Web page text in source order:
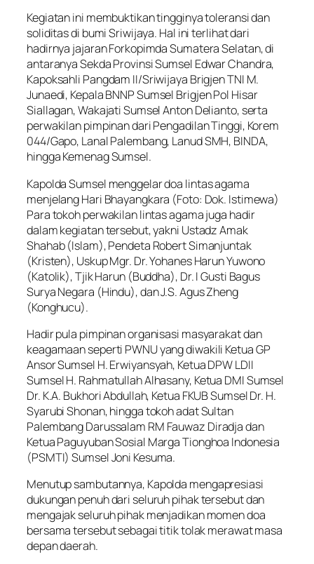
Kegiatan ini membuktikan tingginya toleransi dan
soliditas di bumi Sriwijaya. Hal ini terlihat dari
hadirnya jajaran Forkopimda Sumatera Selatan, di
antaranya Sekda Provinsi Sumsel Edwar Chandra,
Kapoksahli Pangdam II/Sriwijaya Brigjen TNI M.
Junaedi, Kepala BNNP Sumsel Brigjen Pol Hisar
Siallagan, Wakajati Sumsel Anton Delianto, serta
perwakilan pimpinan dari Pengadilan Tinggi, Korem
044/Gapo, Lanal Palembang, Lanud SMH, BINDA,
hingga Kemenag Sumsel.
Kapolda Sumsel menggelar doa lintas agama
menjelang Hari Bhayangkara (Foto: Dok. Istimewa)
Para tokoh perwakilan lintas agama juga hadir
dalam kegiatan tersebut, yakni Ustadz Amak
Shahab (Islam), Pendeta Robert Simanjuntak
(Kristen), Uskup Mgr. Dr. Yohanes Harun Yuwono
(Katolik), Tjik Harun (Buddha), Dr. I Gusti Bagus
Surya Negara (Hindu), dan J.S. Agus Zheng
(Konghucu).
Hadir pula pimpinan organisasi masyarakat dan
keagamaan seperti PWNU yang diwakili Ketua GP
Ansor Sumsel H. Erwiyansyah, Ketua DPW LDII
Sumsel H. Rahmatullah Alhasany, Ketua DMI Sumsel
Dr. K.A. Bukhori Abdullah, Ketua FKUB Sumsel Dr. H.
Syarubi Shonan, hingga tokoh adat Sultan
Palembang Darussalam RM Fauwaz Diradja dan
Ketua Paguyuban Sosial Marga Tionghoa Indonesia
(PSMTI) Sumsel Joni Kesuma.
Menutup sambutannya, Kapolda mengapresiasi
dukungan penuh dari seluruh pihak tersebut dan
mengajak seluruh pihak menjadikan momen doa
bersama tersebut sebagai titik tolak merawat masa
depan daerah.